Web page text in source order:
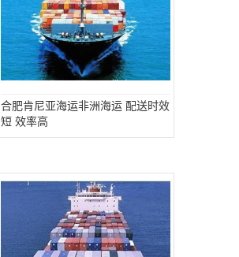
合肥肯尼亚海运非洲海运 配送时效
短 效率高